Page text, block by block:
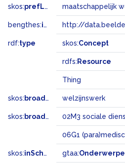
skos:prefLabel maatschappelijk
bengthes:inSet http://
rdf:type skos:Concept
rdfs: Resource
Thing
skos: broader welzijnswerk
skos: broadMatch 02M3 sociale
06G1
skos:inScheme gtaa: